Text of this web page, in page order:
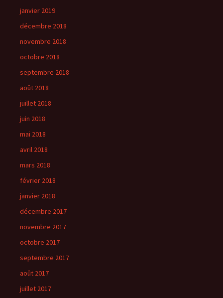
janvier 2019
décembre 2018
novembre 2018
octobre 2018
septembre 2018
août 2018
juillet 2018
juin 2018
mai 2018
avril 2018
mars 2018
février 2018
janvier 2018
décembre 2017
novembre 2017
octobre 2017
septembre 2017
août 2017
juillet 2017